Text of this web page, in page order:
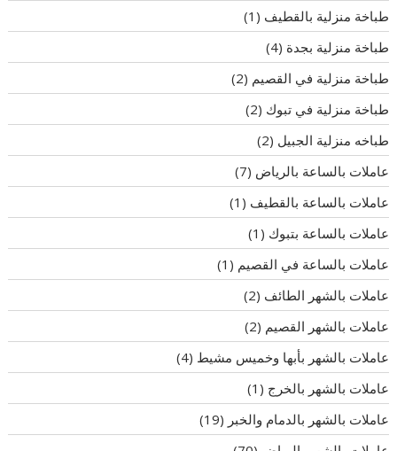
طباخة منزلية بالقطيف (1)
طباخة منزلية بجدة (4)
طباخة منزلية في القصيم (2)
طباخة منزلية في تبوك (2)
طباخه منزلية الجبيل (2)
عاملات بالساعة بالرياض (7)
عاملات بالساعة بالقطيف (1)
عاملات بالساعة بتبوك (1)
عاملات بالساعة في القصيم (1)
عاملات بالشهر الطائف (2)
عاملات بالشهر القصيم (2)
عاملات بالشهر بأبها وخميس مشيط (4)
عاملات بالشهر بالخرج (1)
عاملات بالشهر بالدمام والخبر (19)